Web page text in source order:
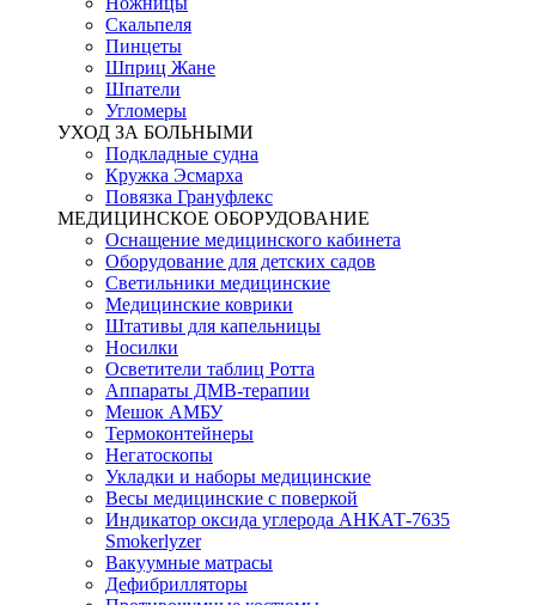
Скальпеля
Пинцеты
Шприц Жане
Шпатели
Угломеры
УХОД ЗА БОЛЬНЫМИ
Подкладные судна
Кружка Эсмарха
Повязка Грануфлекс
МЕДИЦИНСКОЕ ОБОРУДОВАНИЕ
Оснащение медицинского кабинета
Оборудование для детских садов
Светильники медицинские
Медицинские коврики
Штативы для капельницы
Носилки
Осветители таблиц Ротта
Аппараты ДМВ-терапии
Мешок АМБУ
Термоконтейнеры
Негатоскопы
Укладки и наборы медицинские
Весы медицинские с поверкой
Индикатор оксида углерода АНКАТ-7635
Smokerlyzer
Вакуумные матрасы
Дефибрилляторы